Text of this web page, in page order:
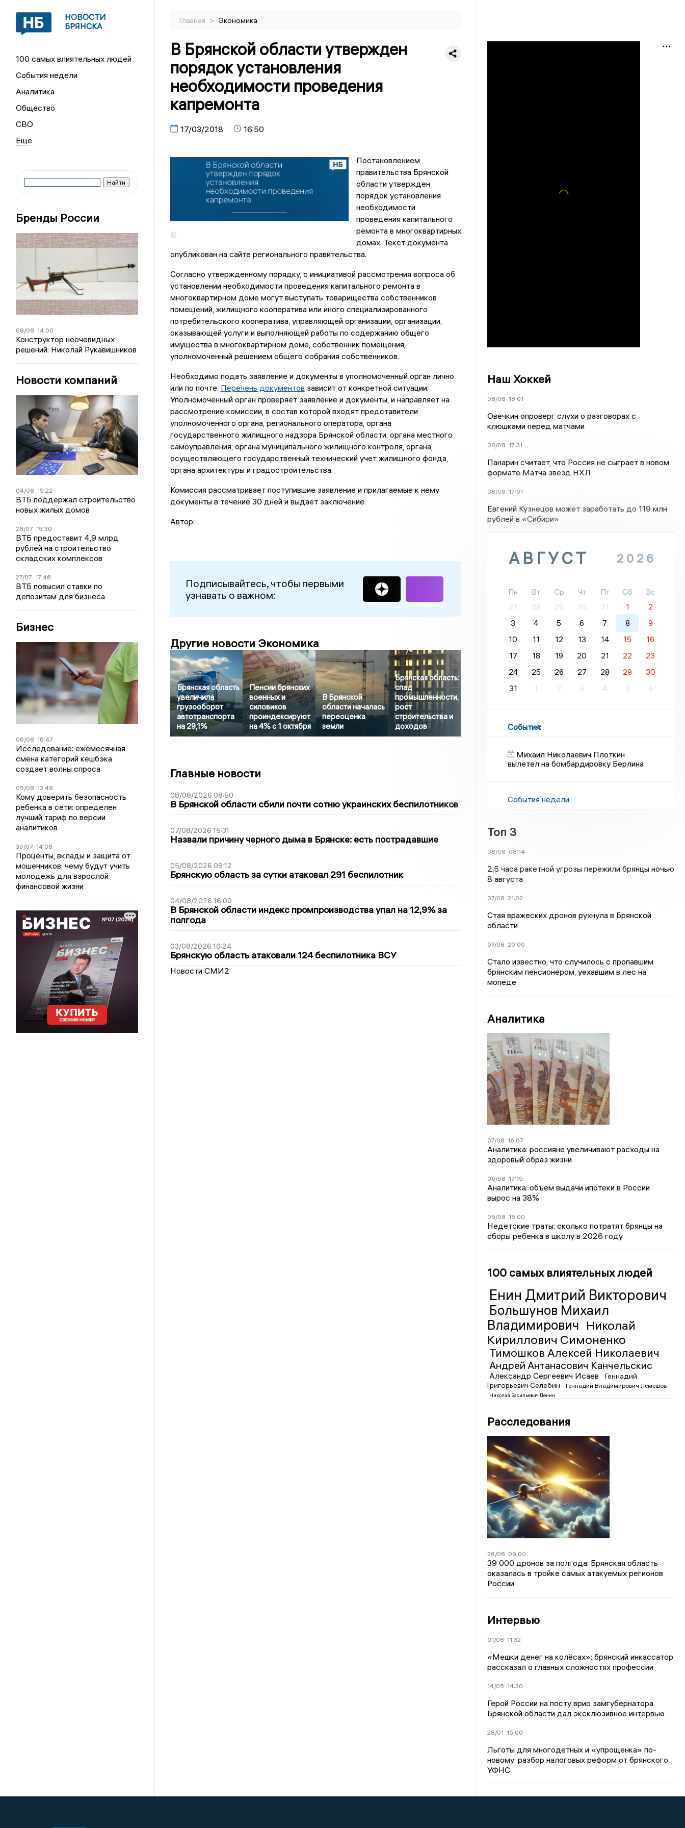
НОВОСТИ
БРЯНСКА
100 самых влиятельных людей
События недели
Аналитика
Общество
СВО
Бренды России
08/08 14:00
Конструктор неочевидных
решений: Николай Рукавишников
Новости компаний
04/08 15:22
ВТБ поддержал строительство
новых жилых домов
28/07 15:30
ВТБ предоставит 4,9 млрд
рублей на строительство
складских комплексов
27/07 17:46
ВТБ повысил ставки по
депозитам для бизнеса
Бизнес
06/08 16:47
Исследование: ежемесячная
смена категорий кешбэка
создает волны спроса
05/08 13:49
Кому доверить безопасность
ребенка в сети: определен
лучший тариф по версии
аналитиков
30/07 14:08
Проценты, вклады и защита от
мошенников: чему будут учить
молодежь для взрослой
финансовой жизни
Главная > Экономика
В Брянской области утвержден
порядок установления
необходимости проведения
капремонта
17/03/2018 16:50
©
Постановлением
правительства Брянской
области утвержден
порядок установления
необходимости
проведения капитального
ремонта в многоквартирных
домах. Текст документа
опубликован на сайте регионального правительства.
Согласно утвержденному порядку, с инициативой рассмотрения вопроса об
установлении необходимости проведения капитального ремонта в
многоквартирном доме могут выступать товарищества собственников
помещений, жилищного кооператива или иного специализированного
потребительского кооператива, управляющей организации, организации,
оказывающей услуги и выполняющей работы по содержанию общего
имущества в многоквартирном доме, собственник помещения,
уполномоченный решением общего собрания собственников.
Необходимо подать заявление и документы в уполномоченный орган лично
или по почте. Перечень документов зависит от конкретной ситуации.
Уполномоченный орган проверяет заявление и документы, и направляет на
рассмотрение комиссии, в состав которой входят представители
уполномоченного органа, регионального оператора, органа
государственного жилищного надзора Брянской области, органа местного
самоуправления, органа муниципального жилищного контроля, органа,
осуществляющего государственный технический учет жилищного фонда,
органа архитектуры и градостроительства.
Комиссия рассматривает поступившие заявление и прилагаемые к нему
документы в течение 30 дней и выдает заключение.
Автор:
Подписывайтесь, чтобы первыми
узнавать о важном:
Другие новости Экономика
Брянская область
увеличила
грузооборот
автотранспорта
на 29,1%
Пенсии брянских
военных и
силовиков
проиндексируют
на 4% с 1 октября
В Брянской
области началась
переоценка
земли
Брянская область:
спад
промышленности,
рост
строительства и
доходов
Главные новости
08/08/2026 08:50
В Брянской области сбили почти сотню украинских беспилотников
07/08/2026 15:31
Назвали причину черного дыма в Брянске: есть пострадавшие
05/08/2026 09:12
Брянскую область за сутки атаковал 291 беспилотник
04/08/2026 16:00
В Брянской области индекс промпроизводства упал на 12,9% за
полгода
03/08/2026 10:24
Брянскую область атаковали 124 беспилотника ВСУ
Новости СМИ2
Наш Хоккей
08/08 18:01
Овечкин опроверг слухи о разговорах с
клюшками перед матчами
08/08 17:31
Панарин считает, что Россия не сыграет в новом
формате Матча звезд НХЛ
08/08 17:01
Евгений Кузнецов может заработать до 119 млн
рублей в «Сибири»
АВГУСТ 2026
Пн Вт Ср Чт Пт Сб
Вс
27
28 29 30 31 1
2
3
4 5 6 7 8
9
10
11 12 13 14 15
16
17
18 19 20 21 22
23
24
25 26 27 28 29
30
31
1 2 3 4 5 6
События:
Михаил Николаевич Плоткин
вылетел на бомбардировку Берлина
События недели
Топ 3
08/08 08:14
2,5 часа ракетной угрозы пережили брянцы ночью
8 августа
07/08 21:02
Стая вражеских дронов рухнула в Брянской
области
07/08 20:00
Стало известно, что случилось с пропавшим
брянским пенсионером, уехавшим в лес на
мопеде
Аналитика
07/08 16:07
Аналитика: россияне увеличивают расходы на
здоровый образ жизни
06/08 17:15
Аналитика: объем выдачи ипотеки в России
вырос на 38%
05/08 15:00
Недетские траты: сколько потратят брянцы на
сборы ребенка в школу в 2026 году
100 самых влиятельных людей
Енин Дмитрий Викторович
Большунов Михаил
Владимирович Николай
Кириллович Симоненко
Тимошков Алексей Николаевич
Андрей Антанасович Канчельскис
Александр Сергеевич Исаев
Геннадий
Григорьевич Селебин
Геннадий Владимирович Лемешов
Николай Васильевич Денин
Расследования
26/06 09:00
39 000 дронов за полгода: Брянская область
оказалась в тройке самых атакуемых регионов
России
Интервью
01/08 11:32
«Мешки денег на колёсах»: брянский инкассатор
рассказал о главных сложностях профессии
14/05 14:30
Герой России на посту врио замгубернатора
Брянской области дал эксклюзивное интервью
28/01 15:00
Льготы для многодетных и «упрощенка» по-
новому: разбор налоговых реформ от брянского
УФНС